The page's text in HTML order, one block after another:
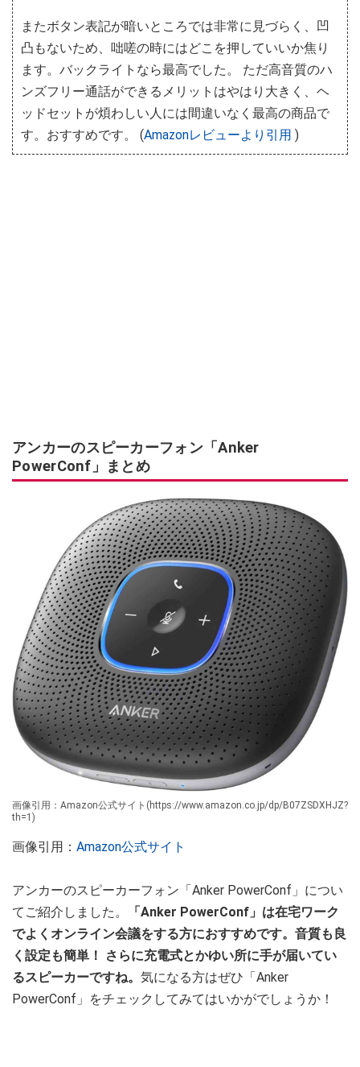
またボタン表記が暗いところでは非常に見づらく、凹
凸もないため、咄嗟の時にはどこを押していいか焦り
ます。バックライトなら最高でした。 ただ高音質のハ
ンズフリー通話ができるメリットはやはり大きく、ヘ
ッドセットが煩わしい人には間違いなく最高の商品で
す。おすすめです。 (Amazonレビューより引用 )
アンカーのスピーカーフォン「Anker
PowerConf」まとめ
画像引用：Amazon公式サイト(https://www.amazon.co.jp/dp/B07ZSDXHJZ?
th=1)
画像引用： Amazon公式サイト
アンカーのスピーカーフォン「Anker PowerConf」につい
てご紹介しました。
「Anker PowerConf」は在宅ワーク
でよくオンライン会議をする方におすすめです。音質も良
く設定も簡単！ さらに充電式とかゆい所に手が届いてい
るスピーカーですね。 気になる方はぜひ「Anker
PowerConf」をチェックしてみてはいかがでしょうか！